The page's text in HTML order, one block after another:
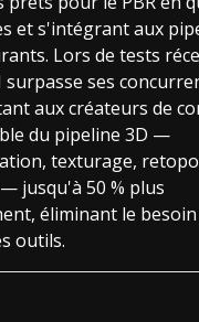
et s'intégrant aux
Lors de tests
surpasse ses
aux créateurs de
du pipeline 3D —
texturage,
jusqu'à 50 % plus
éliminant le besoin
outils.